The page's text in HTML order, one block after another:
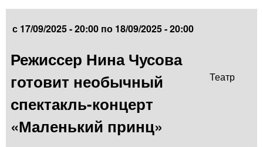
с 17/09/2025 - 20:00 по 18/09/2025 - 20:00
Режиссер Нина Чусова
готовит необычный
спектакль-концерт
«Маленький принц»
Театр